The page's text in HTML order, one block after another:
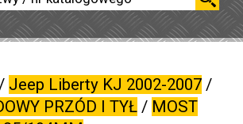
Jeep Liberty KJ 2002-2007/
PRZÓD I TYŁ/ MOST